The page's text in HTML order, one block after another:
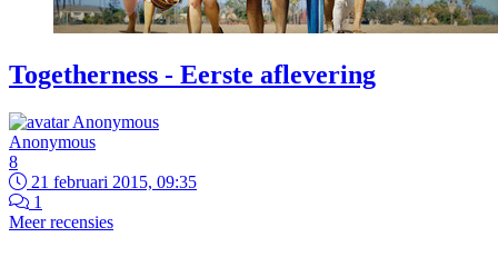
Togetherness - Eerste aflevering
Anonymous
8
21 februari 2015, 09:35
1
Meer recensies